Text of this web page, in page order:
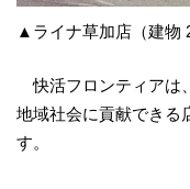
▲ライナ草加店（建物
快活フロンティアは
地域社会に貢献できる
す。